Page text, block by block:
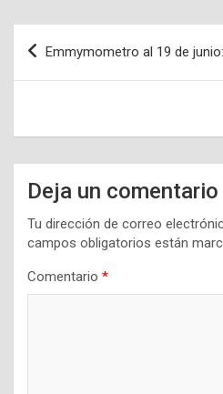
Navegación
de
Emmymometro al 19 de
Deja un comentario
Tu dirección de correo
campos obligatorios están
Comentario *